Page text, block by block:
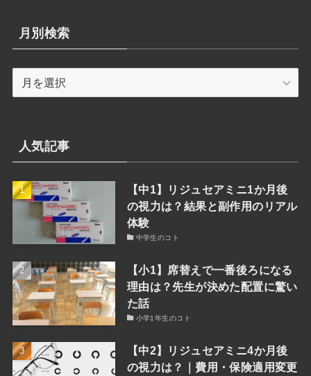
リ
ー
月別検索
別
人気記事
【中1】リジュセアミニ1か月後
の視力は？結果と副作用のリアル
体験
中学生のコト
【小1】席替えで一番後ろになる
理由は？先生が決めた配置に驚い
た話
小学1年生のコト
【中2】リジュセアミニ4か月後
の視力は？｜費用・保険適用変更